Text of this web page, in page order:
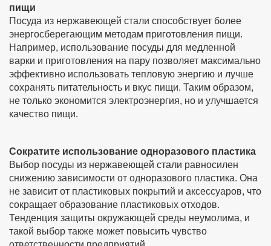
пищи
Посуда из нержавеющей стали способствует более
энергосберегающим методам приготовления пищи.
Например, использование посуды для медленной
варки и приготовления на пару позволяет максимально
эффективно использовать тепловую энергию и лучше
сохранять питательность и вкус пищи. Таким образом,
не только экономится электроэнергия, но и улучшается
качество пищи.
Сократите использование одноразового пластика
Выбор посуды из нержавеющей стали равносилен
снижению зависимости от одноразового пластика. Она
не зависит от пластиковых покрытий и аксессуаров, что
сокращает образование пластиковых отходов.
Тенденция защиты окружающей среды неумолима, и
такой выбор также может повысить чувство